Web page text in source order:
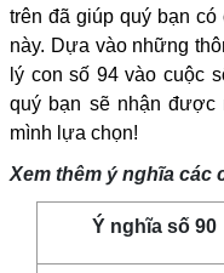
trên đã giúp quý bạn
này. Dựa vào những
lý con số 94 vào cuộc
quý bạn sẽ nhận được
mình lựa chọn!
Xem thêm ý nghĩa các
Ý nghĩa số 90